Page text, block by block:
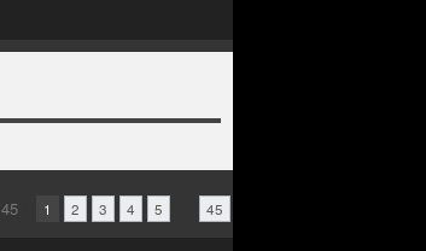
45• 1 2 3 4 5 45